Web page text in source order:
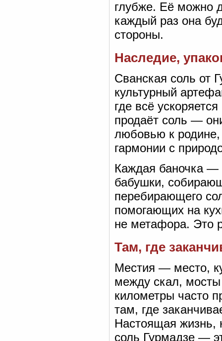
глубже. Её можно
каждый раз она
стороны.
Наследие,
Сванская соль от
культурный
где всё
продаёт соль —
любовью к родине,
гармонии с
Каждая баночка —
бабушки,
перебирающего
помогающих на
не метафора. Это
Там, где
Местия — место,
между скал,
километры часто
там, где
Настоящая жизнь,
соль Гурмадзе —